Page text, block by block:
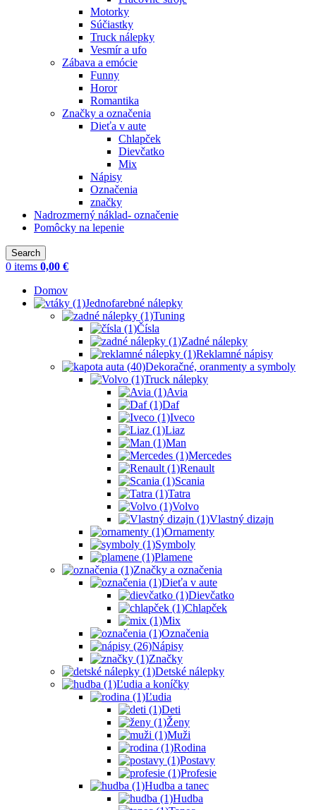
Motorky
Súčiastky
Truck nálepky
Vesmír a ufo
Zábava a emócie
Funny
Horor
Romantika
Značky a označenia
Dieťa v aute
Chlapček
Dievčatko
Mix
Nápisy
Označenia
značky
Nadrozmerný náklad- označenie
Pomôcky na lepenie
Search
0 items 0,00 €
Domov
Jednofarebné nálepky
Tuning
Čísla
Zadné nálepky
Reklamné nápisy
Dekoračné, oranmenty a symboly
Truck nálepky
Avia
Daf
Iveco
Liaz
Man
Mercedes
Renault
Scania
Tatra
Volvo
Vlastný dizajn
Ornamenty
Symboly
Plamene
Značky a označenia
Dieťa v aute
Dievčatko
Chlapček
Mix
Označenia
Nápisy
Značky
Detské nálepky
Ľudia a koníčky
Ľudia
Deti
Ženy
Muži
Rodina
Postavy
Profesie
Hudba a tanec
Hudba